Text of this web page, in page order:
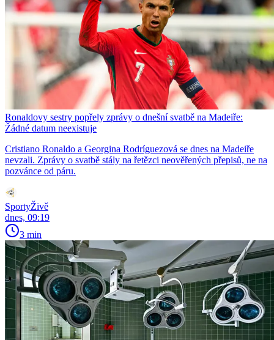
Ronaldovy sestry popřely zprávy o dnešní svatbě na Madeiře:
Žádné datum neexistuje
Cristiano Ronaldo a Georgina Rodríguezová se dnes na Madeiře
nevzali. Zprávy o svatbě stály na řetězci neověřených přepisů, ne na
pozvánce od páru.
SportyŽivě
dnes, 09:19
3 min